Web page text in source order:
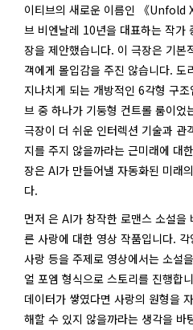
이티브의 새로운 이름인 《Unfold
브 비엔날레 10년을 대표하는 작가
장을 제안했습니다. 이 극장은 기본
객에게 몰입감을 주진 않습니다. 도
지나치게 되는 개방적인 6각형 구
브 중 하나가 기둥형 컨트롤 룸이었
극장이 더 쉬운 인터렉션 기술과 관
지를 주지 않을까라는 근미래에 대
장은 AI가 만들어낼 자동화된 미래
다.
먼저 은 AI가 창작한 로맨스 소설
른 사랑에 대한 영상 작품입니다.
사랑 등을 주제로 영상에서는 소설
얼 포엠 형식으로 스토리를 진행합
데이터가 쌓였다면 사랑의 원형을
해할 수 있지 않을까라는 생각을 바